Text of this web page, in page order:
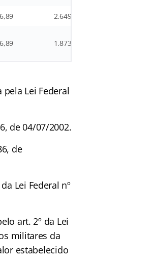
2.649,25
1.873,69
pela Lei Federal
de 04/07/2002.
de
Lei Federal nº
art. 2º da Lei
militares da
estabelecido